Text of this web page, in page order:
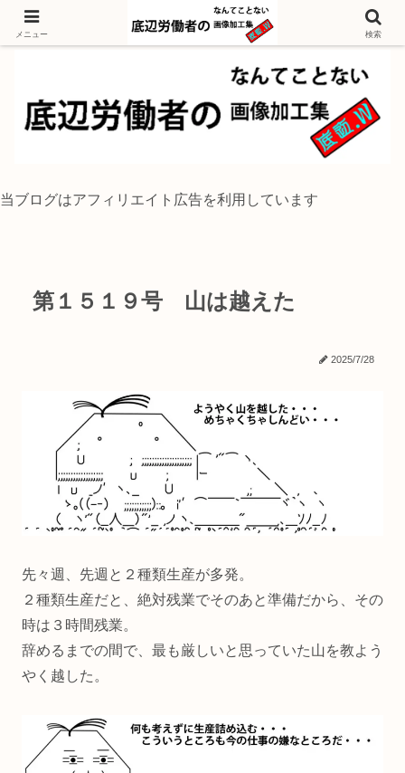
独身底辺おじさんが風景写真をイラスト風に加工するブログ
当ブログはアフィリエイト広告を利用しています
第１５１９号 山は越えた
2025/7/28
先々週、先週と２種類生産が多発。
２種類生産だと、絶対残業でそのあと準備だから、その
時は３時間残業。
辞めるまでの間で、最も厳しいと思っていた山を教よう
やく越した。
メニュー 検索